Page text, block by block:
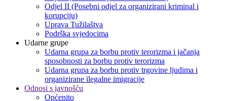
Odjel II (Posebni odjel za organizirani kriminal i
korupciju)
Uprava Tužilaštva
Podrška svjedocima
Udarne grupe
Udarna grupa za borbu protiv terorizma i jačanja
sposobnosti za borbu protiv terorizma
Udarna grupa za borbu protiv trgovine ljudima i
organizirane ilegalne imigracije
Odnosi s javnošću
Općenito